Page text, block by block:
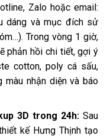
Zalo hoặc email:
dáng và mục đích sử
Trong vòng 1 giờ,
phản hồi chi tiết, gợi ý
cotton, poly cá sấu,
màu nhận diện và báo
3D trong 24h:Sau
kế Hưng Thịnh tạo